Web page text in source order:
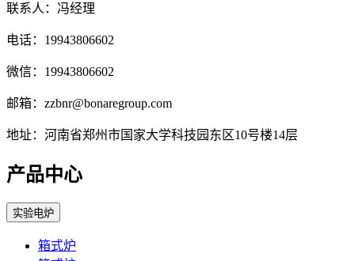
联系人：冯经理
电话：19943806602
微信：19943806602
邮箱：zzbnr@bonaregroup.com
地址：河南省郑州市国家大学科技园东区10号楼14层
产品中心
实验电炉
箱式炉